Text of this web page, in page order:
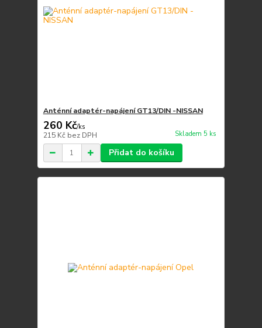
Anténní adaptér-napájení GT13/DIN -NISSAN
260 Kč/ks
215 Kč bez DPH Skladem 5 ks
Přidat do košíku